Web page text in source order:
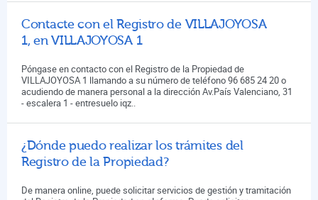
Contacte con el Registro de VILLAJOYOSA
1, en VILLAJOYOSA 1
Póngase en contacto con el Registro de la Propiedad de
VILLAJOYOSA 1 llamando a su número de teléfono 96 685 24 20 o
acudiendo de manera personal a la dirección Av.País Valenciano, 31
- escalera 1 - entresuelo iqz..
¿Dónde puedo realizar los trámites del
Registro de la Propiedad?
De manera online, puede solicitar servicios de gestión y tramitación